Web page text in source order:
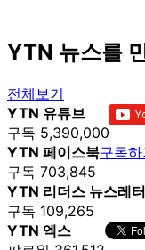
YTN 뉴스를
전체보기
YTN 유튜브
구독 5,390,000
YTN 페이스북
구독 703,845
구독하
YTN 리더스 뉴스레터
구독 109,265
YTN 엑스